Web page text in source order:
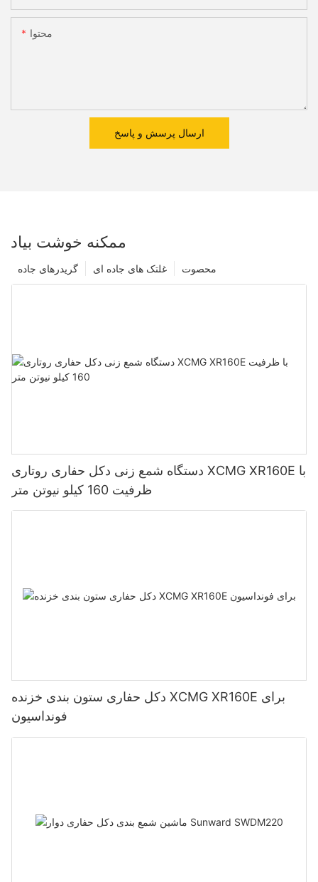
محتوا
ارسال پرسش و پاسخ
ممکنه خوشت بیاد
محصوت غلتک های جاده ای گریدرهای جاده
دستگاه شمع زنی دکل حفاری روتاری XCMG XR160E با
ظرفیت 160 کیلو نیوتن متر
دکل حفاری ستون بندی خزنده XCMG XR160E برای
فونداسیون